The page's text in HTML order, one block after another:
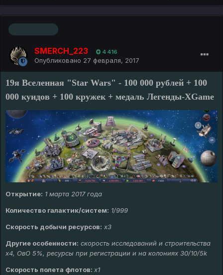
SMERCH_223 4 416
Опубликовано 27 февраля, 2017
19я Вселенная "Star Wars" - 100 000 рублей + 100
000 куидов + 100 кружек + медаль Легенды-XGame
Открытие: 1 марта 2017 года
Количество галактик/систем: 1/999
Скорость добычи ресурсов: х3
Другие особенности: скорость исследований и строительства
х4, ОвО 5%, ресурсы при регистрации и на колониях 30/10/5k
Скорость полета флотов: х1